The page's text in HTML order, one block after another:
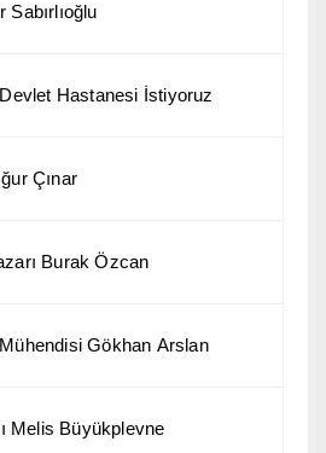
Hastanesi İstiyoruz
Çınar
Burak Özcan
Gökhan Arslan
Melis Büyükplevne